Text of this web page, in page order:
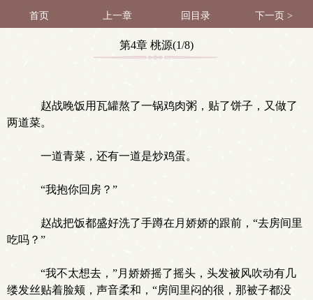
首页 上一章 回目录 下一页 >
第4章 桃源(1/8)
赵战晚饭用瓦罐熬了一锅鸡肉粥，贴了饼子，又做了
两道菜。
一道青菜，还有一道是炒鸡蛋。
“我抱你回房？”
赵战把饭都盛好洗了手蹲在月娇娇的跟前，“去房间里
吃吗？”
“我不太想去，”月娇娇摇了摇头，头发被风吹动有几
缕发丝贴着脸颊，声音柔和，“房间里闷的很，那被子都没